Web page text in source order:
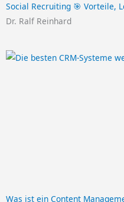
Social Recruiting 🎯 Vorteile,
Dr. Ralf Reinhard
Was ist ein Content